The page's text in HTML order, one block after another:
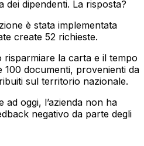
dei dipendenti. La risposta?
è stata implementata
create 52 richieste.
risparmiare la carta e il tempo
100 documenti, provenienti da
sul territorio nazionale.
ad oggi, l’azienda non ha
negativo da parte degli